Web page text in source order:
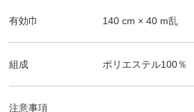
有効巾 140 cm ×40 m乱
組成 ポリエステル100％
注意事項